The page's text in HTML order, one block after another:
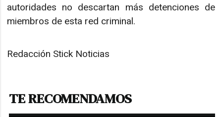
autoridades no descartan más detenciones de
miembros de esta red criminal.
Redacción Stick Noticias
TE RECOMENDAMOS